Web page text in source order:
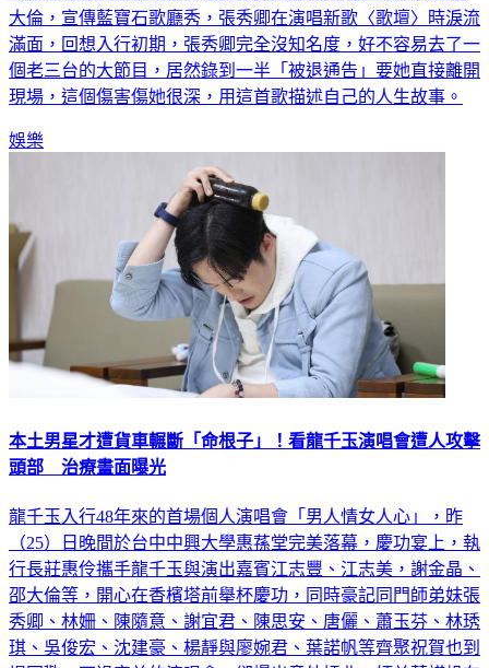
大倫，宣傳藍寶石歌廳秀，張秀卿在演唱新歌〈歌壇〉時淚流
滿面，回想入行初期，張秀卿完全沒知名度，好不容易去了一
個老三台的大節目，居然錄到一半「被退通告」要她直接離開
現場，這個傷害傷她很深，用這首歌描述自己的人生故事。
娛樂
本土男星才遭貨車輾斷「命根子」！看龍千玉演唱會遭人攻擊
頭部 治療畫面曝光
龍千玉入行48年來的首場個人演唱會「男人情女人心」，昨
（25）日晚間於台中中興大學惠蓀堂完美落幕，慶功宴上，執
行長莊惠伶攜手龍千玉與演出嘉賓江志豐、江志美，謝金晶、
邵大倫等，開心在香檳塔前舉杯慶功，同時豪記同門師弟妹張
秀卿、林姍、陳隨意、謝宜君、陳思安、唐儷、蕭玉芬、林琇
琪、吳俊宏、沈建豪、楊靜與廖婉君、葉諾帆等齊聚祝賀也到